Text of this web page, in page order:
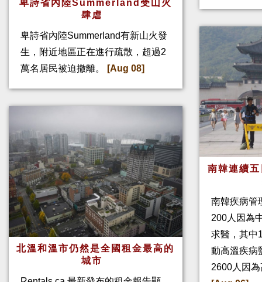
卑詩省內陸Summerland受山火
肆虐
卑詩省內陸Summerland有新山火發
生，附近地區正在進行疏散，超過2
萬名居民被迫撤離。
[Aug 08]
北溫和溫市仍然是全國租金最高的
城市
南韓連續
南韓疾病管
200人因為
求醫，其中
動高溫疾病
2600人因